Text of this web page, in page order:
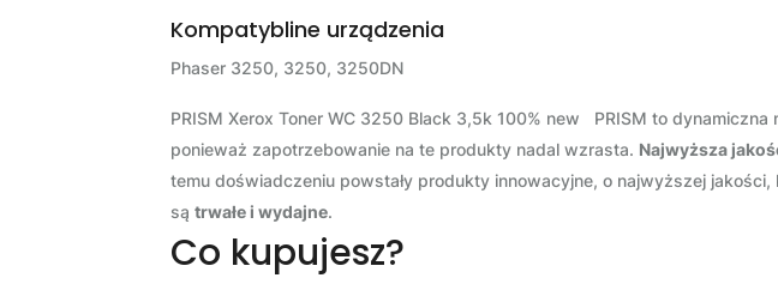
Kompatybline urządzenia
Phaser 3250, 3250, 3250DN
PRISM Xerox Toner WC 3250 Black 3,5k 100% new PRISM to
ponieważ zapotrzebowanie na te produkty nadal wzrasta. Najwyższa
temu doświadczeniu powstały produkty innowacyjne, o najwyższej
są trwałe i wydajne.
Co kupujesz?